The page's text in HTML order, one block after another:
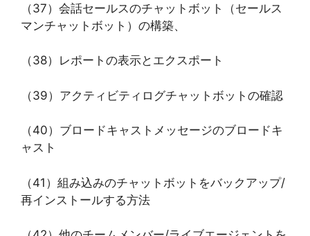
（37）会話セールスのチャットボット（セールス
マンチャットボット）の構築、
（38）レポートの表示とエクスポート
（39）アクティビティログチャットボットの確認
（40）ブロードキャストメッセージのブロードキ
ャスト
（41）組み込みのチャットボットをバックアップ/
再インストールする方法